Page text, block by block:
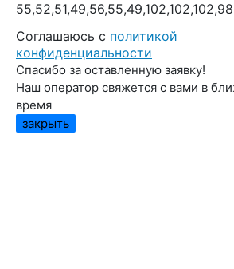
Cоглашаюсь с политикой
конфиденциальности
Спасибо за оставленную заявку!
Наш оператор свяжется с вами в
время
закрыть